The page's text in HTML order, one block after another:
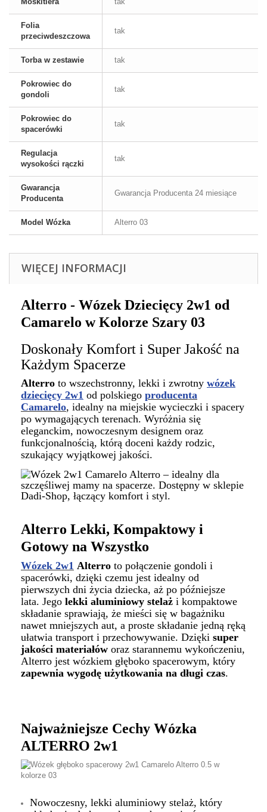
Folia
przeciwdeszczowa
tak
Torba w zestawie tak
Pokrowiec do
gondoli
tak
Pokrowiec do
spacerówki
tak
Regulacja
wysokości rączki
tak
Gwarancja
Producenta
Gwarancja Producenta 24 miesiące
Model Wózka Alterro 03
WIĘCEJ INFORMACJI
Alterro - Wózek Dziecięcy 2w1 od
Camarelo w Kolorze Szary 03
Doskonały Komfort i Super Jakość na
Każdym Spacerze
Alterro to wszechstronny, lekki i zwrotny wózek
dziecięcy 2w1 od polskiego producenta
Camarelo, idealny na miejskie wycieczki i spacery
po wymagających terenach. Wyróżnia się
eleganckim, nowoczesnym designem oraz
funkcjonalnością, którą doceni każdy rodzic,
szukający wyjątkowej jakości.
Alterro Lekki, Kompaktowy i
Gotowy na Wszystko
Wózek 2w1 Alterro to połączenie gondoli i
spacerówki, dzięki czemu jest idealny od
pierwszych dni życia dziecka, aż po późniejsze
lata. Jego lekki aluminiowy stelaż i kompaktowe
składanie sprawiają, że mieści się w bagażniku
nawet mniejszych aut, a proste składanie jedną ręką
ułatwia transport i przechowywanie. Dzięki super
jakości materiałów oraz starannemu wykończeniu,
Alterro jest wózkiem głęboko spacerowym, który
zapewnia wygodę użytkowania na długi czas.
Najważniejsze Cechy Wózka
ALTERRO 2w1
Nowoczesny, lekki aluminiowy stelaż, który